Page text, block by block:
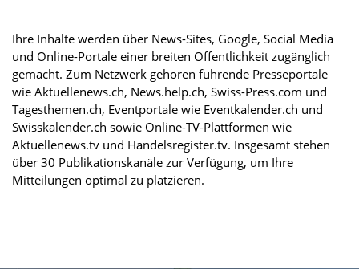
Ihre Inhalte werden über News-Sites, Google, Social Media
und Online-Portale einer breiten Öffentlichkeit zugänglich
gemacht. Zum Netzwerk gehören führende Presseportale
wie Aktuellenews.ch, News.help.ch, Swiss-Press.com und
Tagesthemen.ch, Eventportale wie Eventkalender.ch und
Swisskalender.ch sowie Online-TV-Plattformen wie
Aktuellenews.tv und Handelsregister.tv. Insgesamt stehen
über 30 Publikationskanäle zur Verfügung, um Ihre
Mitteilungen optimal zu platzieren.